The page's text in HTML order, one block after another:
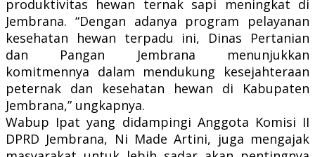
produktivitas hewan ternak sapi meningkat di
Jembrana. “Dengan adanya program pelayanan
kesehatan hewan terpadu ini, Dinas Pertanian
dan Pangan Jembrana menunjukkan
komitmennya dalam mendukung kesejahteraan
peternak dan kesehatan hewan di Kabupaten
Jembrana,” ungkapnya.
Wabup Ipat yang didampingi Anggota Komisi II
DPRD Jembrana, Ni Made Artini, juga mengajak